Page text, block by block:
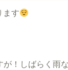
ます
！しばらく雨